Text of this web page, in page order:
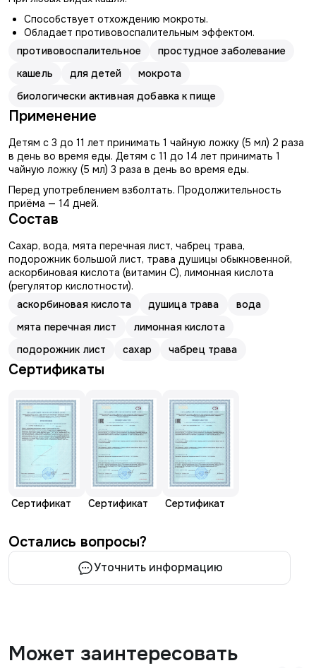
Способствует отхождению мокроты.
Обладает противовоспалительным эффектом.
противовоспалительное
простудное заболевание
кашель
для детей
мокрота
биологически активная добавка к пище
Применение
Детям с 3 до 11 лет принимать 1 чайную ложку (5 мл) 2 раза
в день во время еды. Детям с 11 до 14 лет принимать 1
чайную ложку (5 мл) 3 раза в день во время еды.
Перед употреблением взболтать. Продолжительность
приёма — 14 дней.
Состав
Cахар, вода, мята перечная лист, чабрец трава,
подорожник большой лист, трава душицы обыкновенной,
аскорбиновая кислота (витамин С), лимонная кислота
(регулятор кислотности).
аскорбиновая кислота
душица трава
вода
мята перечная лист
лимонная кислота
подорожник лист
сахар чабрец трава
Сертификаты
Сертификат Сертификат Сертификат
Остались вопросы?
Уточнить информацию
Может заинтересовать